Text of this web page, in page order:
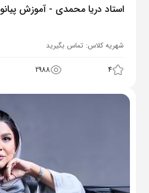
استاد دریا محمدی - آموزش پیانو
شهریه کلاس: تماس بگیرید
4
2988